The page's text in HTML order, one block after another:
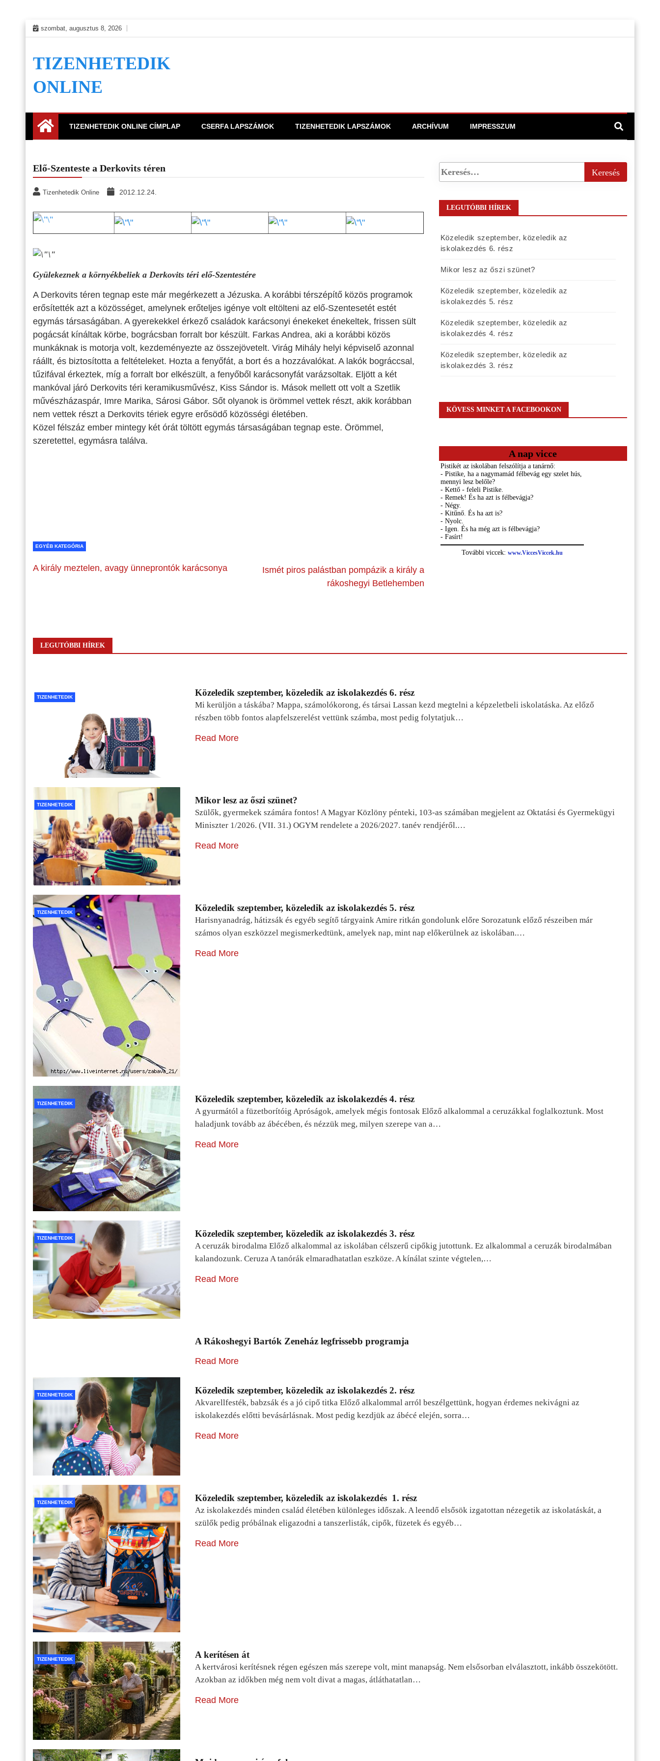
Skip
to
szombat, augusztus 8, 2026
TIZENHETEDIK
ONLINE
TIZENHETEDIK ONLINE CÍMPLAP CSERFA LAPSZÁMOK TIZENHETEDIK LAPSZÁMOK ARCHÍVUM IMPRESSZUM
Elő-Szenteste a Derkovits téren
Tizenhetedik Online 2012.12.24.
Gyülekeznek a környékbeliek a Derkovits téri elő-Szentestére
A Derkovits téren tegnap este már megérkezett a Jézuska. A korábbi térszépítő közös programok
erősítették azt a közösséget, amelynek erőteljes igénye volt eltölteni az elő-Szentesetét estét
egymás társaságában. A gyerekekkel érkező családok karácsonyi énekeket énekeltek, frissen sült
pogácsát kínáltak körbe, bográcsban forralt bor készült. Farkas Andrea, aki a korábbi közös
munkáknak is motorja volt, kezdeményezte az összejövetelt. Virág Mihály helyi képviselő azonnal
ráállt, és biztosította a feltételeket. Hozta a fenyőfát, a bort és a hozzávalókat. A lakók bográccsal,
tűzifával érkeztek, míg a forralt bor elkészült, a fenyőből karácsonyfát varázsoltak. Eljött a két
mankóval járó Derkovits téri keramikusművész, Kiss Sándor is. Mások mellett ott volt a Szetlik
művészházaspár, Imre Marika, Sárosi Gábor. Sőt olyanok is örömmel vettek részt, akik korábban
nem vettek részt a Derkovits tériek egyre erősödő közösségi életében.
Közel félszáz ember mintegy két órát töltött egymás társaságában tegnap este. Örömmel,
szeretettel, egymásra találva.
EGYÉB KATEGÓRIA
A király meztelen, avagy ünneprontók karácsonya
Ismét piros palástban pompázik a király a
rákoshegyi Betlehemben
LEGUTÓBBI HÍREK
Közeledik szeptember, közeledik az
iskolakezdés 6. rész
Mikor lesz az őszi szünet?
Közeledik szeptember, közeledik az
iskolakezdés 5. rész
Közeledik szeptember, közeledik az
iskolakezdés 4. rész
Közeledik szeptember, közeledik az
iskolakezdés 3. rész
KÖVESS MINKET A FACEBOOKON
A nap vicce
LEGUTÓBBI HÍREK
TIZENHETEDIK Közeledik szeptember, közeledik az iskolakezdés 6. rész
Mi kerüljön a táskába? Mappa, számolókorong, és társai Lassan kezd megtelni a képzeletbeli iskolatáska. Az előző
részben több fontos alapfelszerelést vettünk számba, most pedig folytatjuk…
Read More
TIZENHETEDIK Mikor lesz az őszi szünet?
Szülők, gyermekek számára fontos! A Magyar Közlöny pénteki, 103-as számában megjelent az Oktatási és Gyermekügyi
Miniszter 1/2026. (VII. 31.) OGYM rendelete a 2026/2027. tanév rendjéről.…
Read More
TIZENHETEDIK Közeledik szeptember, közeledik az iskolakezdés 5. rész
Harisnyanadrág, hátizsák és egyéb segítő tárgyaink Amire ritkán gondolunk előre Sorozatunk előző részeiben már
számos olyan eszközzel megismerkedtünk, amelyek nap, mint nap előkerülnek az iskolában.…
Read More
TIZENHETEDIK Közeledik szeptember, közeledik az iskolakezdés 4. rész
A gyurmától a füzetborítóig Apróságok, amelyek mégis fontosak Előző alkalommal a ceruzákkal foglalkoztunk. Most
haladjunk tovább az ábécében, és nézzük meg, milyen szerepe van a…
Read More
TIZENHETEDIK Közeledik szeptember, közeledik az iskolakezdés 3. rész
A ceruzák birodalma Előző alkalommal az iskolában célszerű cipőkig jutottunk. Ez alkalommal a ceruzák birodalmában
kalandozunk. Ceruza A tanórák elmaradhatatlan eszköze. A kínálat szinte végtelen,…
Read More
A Rákoshegyi Bartók Zeneház legfrissebb programja
Read More
TIZENHETEDIK Közeledik szeptember, közeledik az iskolakezdés 2. rész
Akvarellfesték, babzsák és a jó cipő titka Előző alkalommal arról beszélgettünk, hogyan érdemes nekivágni az
iskolakezdés előtti bevásárlásnak. Most pedig kezdjük az ábécé elején, sorra…
Read More
TIZENHETEDIK Közeledik szeptember, közeledik az iskolakezdés 1. rész
Az iskolakezdés minden család életében különleges időszak. A leendő elsősök izgatottan nézegetik az iskolatáskát, a
szülők pedig próbálnak eligazodni a tanszerlisták, cipők, füzetek és egyéb…
Read More
TIZENHETEDIK A kerítésen át
A kertvárosi kerítésnek régen egészen más szerepe volt, mint manapság. Nem elsősorban elválasztott, inkább összekötött.
Azokban az időkben még nem volt divat a magas, átláthatatlan…
Read More